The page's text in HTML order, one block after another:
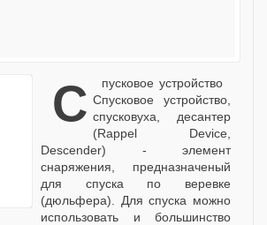
Спусковое устройство Спусковое устройство,
спусковуха, десантер
(Rappel Device,
Descender) - элемент
снаряжения, предназначеный
для спуска по веревке
(дюльфера). Для спуска можно
использовать и большинство